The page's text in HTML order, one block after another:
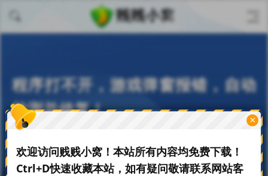
欢迎访问贱贱小窝！本站所有内容均免费下载！
Ctrl+D快速收藏本站，如有疑问敬请联系网站客
×
程序打不开，游戏弹窗报错，自动
检测并修复！
06-06
1.39 K阅读 0评论